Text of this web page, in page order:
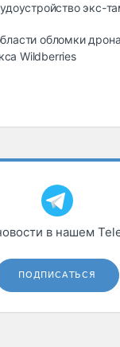
экс-
обломки
Wildberries
в нашем
ПОДПИСАТЬСЯ